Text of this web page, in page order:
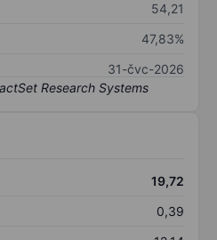
54,21
47,83%
31-čvc-2026
19,72
0,39